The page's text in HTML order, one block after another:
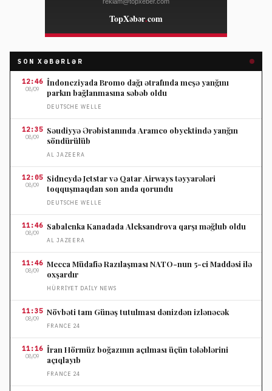
SON XƏBƏRLƏR
12:46
08/09
İndoneziyada Bromo dağı ətrafında meşə yanğını
parkın bağlanmasına səbəb oldu
DEUTSCHE WELLE
12:35
08/09
Səudiyyə Ərəbistanında Aramco obyektində yanğın
söndürülüb
AL JAZEERA
12:05
08/09
Sidneydə Jetstar və Qatar Airways təyyarələri
toqquşmaqdan son anda qorundu
DEUTSCHE WELLE
11:46
08/09
Sabalenka Kanadada Aleksandrova qarşı məğlub oldu
AL JAZEERA
11:46
08/09
Mecca Müdafiə Razılaşması NATO-nun 5-ci Maddəsi ilə
oxşardır
HÜRRIYET DAILY NEWS
11:35
08/09
Növbəti tam Günəş tutulması dənizdən izlənəcək
FRANCE 24
11:16
08/09
İran Hörmüz boğazının açılması üçün tələblərini
açıqlayıb
FRANCE 24